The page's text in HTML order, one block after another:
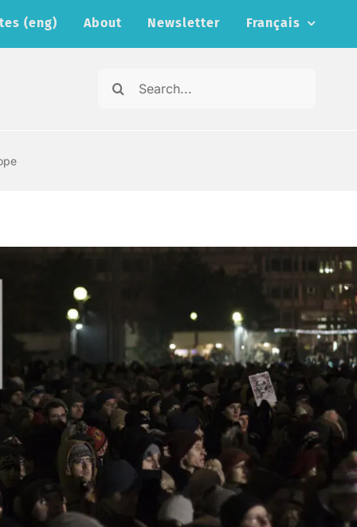
(eng) About Newsletter Français
Search